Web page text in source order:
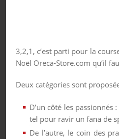
3,2,1, c’est parti pour la
Noël Oreca-Store.com qu’il
Deux catégories sont
D’un côté les
tel pour ravir un fana de
De l’autre, le coin des